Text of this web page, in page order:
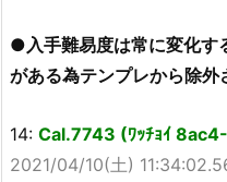
●入手難易度は常に変化す
がある為テンプレから除
14: Cal.7743 (ﾜｯﾁｮｲ
2021/04/10(土)